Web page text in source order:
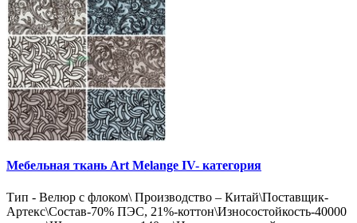
Мебельная ткань Art Melange IV- категория
Тип - Велюр с флоком\ Производство – Китай\Поставщик-
Артекс\Состав-70% ПЭС, 21%-коттон\Износостойкость-40000